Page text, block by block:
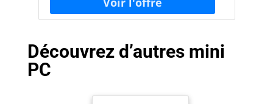
Découvrez d’autres mini
PC